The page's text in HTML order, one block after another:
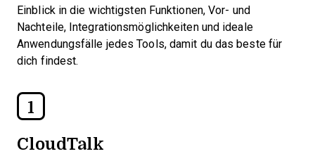
Einblick in die wichtigsten Funktionen, Vor- und
Nachteile, Integrationsmöglichkeiten und ideale
Anwendungsfälle jedes Tools, damit du das beste für
dich findest.
1
CloudTalk